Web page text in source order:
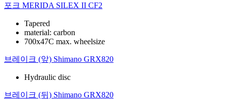
포크 MERIDA SILEX II CF2
Tapered
material: carbon
700x47C max. wheelsize
브레이크 (앞) Shimano GRX820
Hydraulic disc
브레이크 (뒤) Shimano GRX820